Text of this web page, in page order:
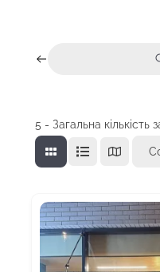
5 - Загальна кількість